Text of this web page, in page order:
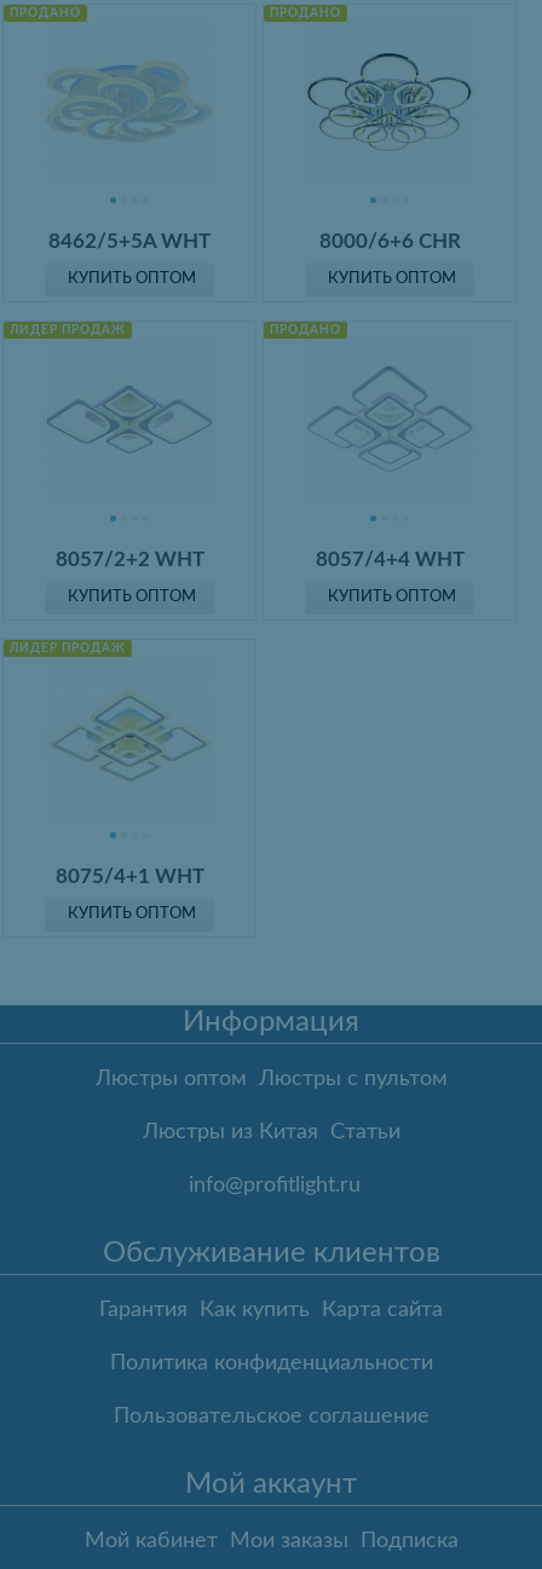
ПРОДАНО
8462/5+5A WHT
КУПИТЬ ОПТОМ
ПРОДАНО
8000/6+6 CHR
КУПИТЬ ОПТОМ
ЛИДЕР ПРОДАЖ
8057/2+2 WHT
КУПИТЬ ОПТОМ
ПРОДАНО
8057/4+4 WHT
КУПИТЬ ОПТОМ
ЛИДЕР ПРОДАЖ
8075/4+1 WHT
КУПИТЬ ОПТОМ
Информация
Люстры оптом Люстры с пультом
Люстры из Китая Статьи
info@profitlight.ru
Обслуживание клиентов
Гарантия Как купить Карта сайта
Политика конфиденциальности
Пользовательское соглашение
Мой аккаунт
Мой кабинет Мои заказы Подписка